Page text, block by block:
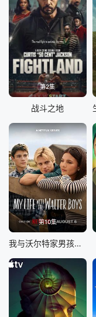
第2集
战斗之地
第10集
我与沃尔特家男孩的生活 第三季